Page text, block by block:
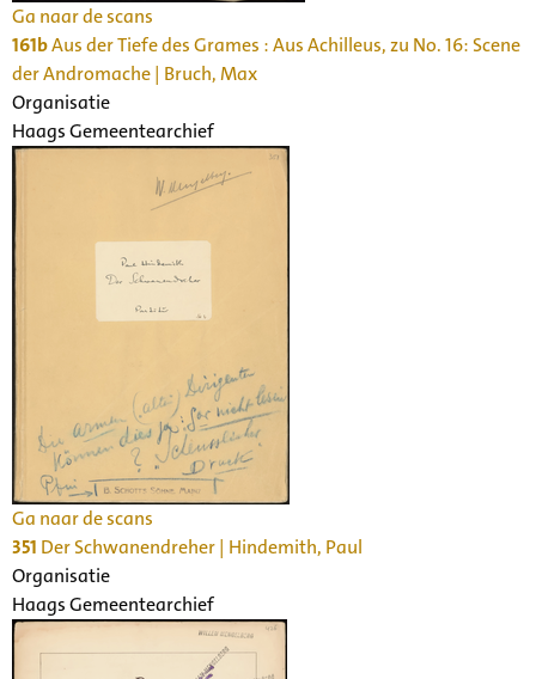
Ga naar de scans
161bAus der Tiefe des Grames : Aus Achilleus, zu No. 16: Scene
der Andromache | Bruch, Max
Organisatie
Haags Gemeentearchief
Ga naar de scans
351 Der Schwanendreher | Hindemith, Paul
Organisatie
Haags Gemeentearchief